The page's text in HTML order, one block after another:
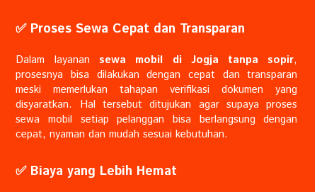
✅️ Proses Sewa Cepat dan Transparan
Dalam layanan sewa mobil di Jogja tanpa sopir,
prosesnya bisa dilakukan dengan cepat dan transparan
meski memerlukan tahapan verifikasi dokumen yang
disyaratkan. Hal tersebut ditujukan agar supaya proses
sewa mobil setiap pelanggan bisa berlangsung dengan
cepat, nyaman dan mudah sesuai kebutuhan.
✅️ Biaya yang Lebih Hemat